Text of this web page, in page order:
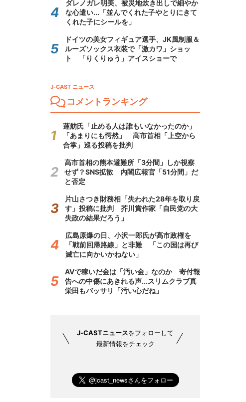
ダレノガレ明美、被災地炊き出しで細やか
な心遣い...「並んでくれた子やとりにきて
くれた子にシールを」
ドイツの美女フィギュア選手、JK風制服＆
ルーズソックス衣装で「激カワ」ショッ
ト 「りくりゅう」アイスショーで
J-CAST ニュース
コメントランキング
蓮舫氏「止める人は誰もいなかったのか」
「あまりにも愕然」 高市首相「上空から
合掌」巡る投稿を批判
高市首相の熊本避難所「3分間」しか視察
せず？SNS拡散 内閣広報官「51分間」だ
と否定
片山さつき財務相「失われた28年を取り戻
す」投稿に批判 芥川賞作家「自民党の大
失政の結果だろう」
広島原爆の日、小沢一郎氏が高市政権を
「戦前回帰路線」と非難 「この国は再び
滅亡に向かいかねない」
AVで稼いだ金は「汚い金」なのか 寄付報
告への中傷にあきれる声...スリムクラブ真
栄田もバッサリ「汚い心だね」
J-CASTニュースをフォローして
最新情報をチェック